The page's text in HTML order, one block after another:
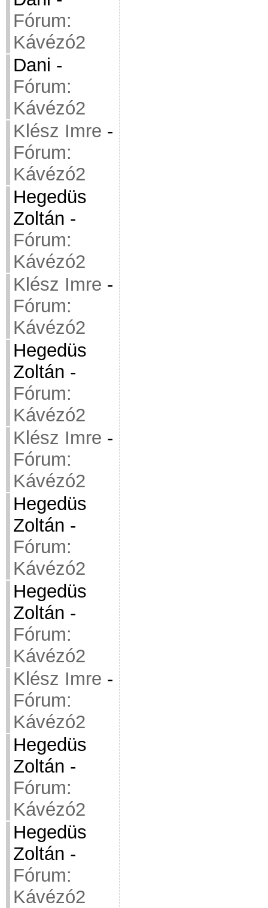
Fórum:
Kávézó2
Dani -
Fórum:
Kávézó2
Klész Imre -
Fórum:
Kávézó2
Hegedüs
Zoltán -
Fórum:
Kávézó2
Klész Imre -
Fórum:
Kávézó2
Hegedüs
Zoltán -
Fórum:
Kávézó2
Klész Imre -
Fórum:
Kávézó2
Hegedüs
Zoltán -
Fórum:
Kávézó2
Hegedüs
Zoltán -
Fórum:
Kávézó2
Klész Imre -
Fórum:
Kávézó2
Hegedüs
Zoltán -
Fórum:
Kávézó2
Hegedüs
Zoltán -
Fórum:
Kávézó2